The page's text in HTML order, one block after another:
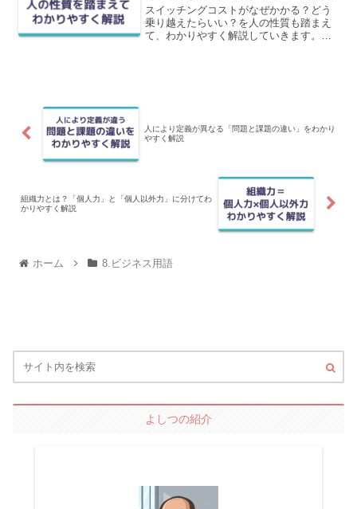
スイッチングコストがなぜかかる？どう
乗り越えたらいい？を人の性質も踏まえ
て、わかりやすく解説していきます。人
人により定義が異なる「問題と課題の違い」をわかり
やすく解説
組織力とは？「個人力」と「個人以外力」に分けてわ
かりやすく解説
ホーム 8.ビジネス用語
よしつの紹介